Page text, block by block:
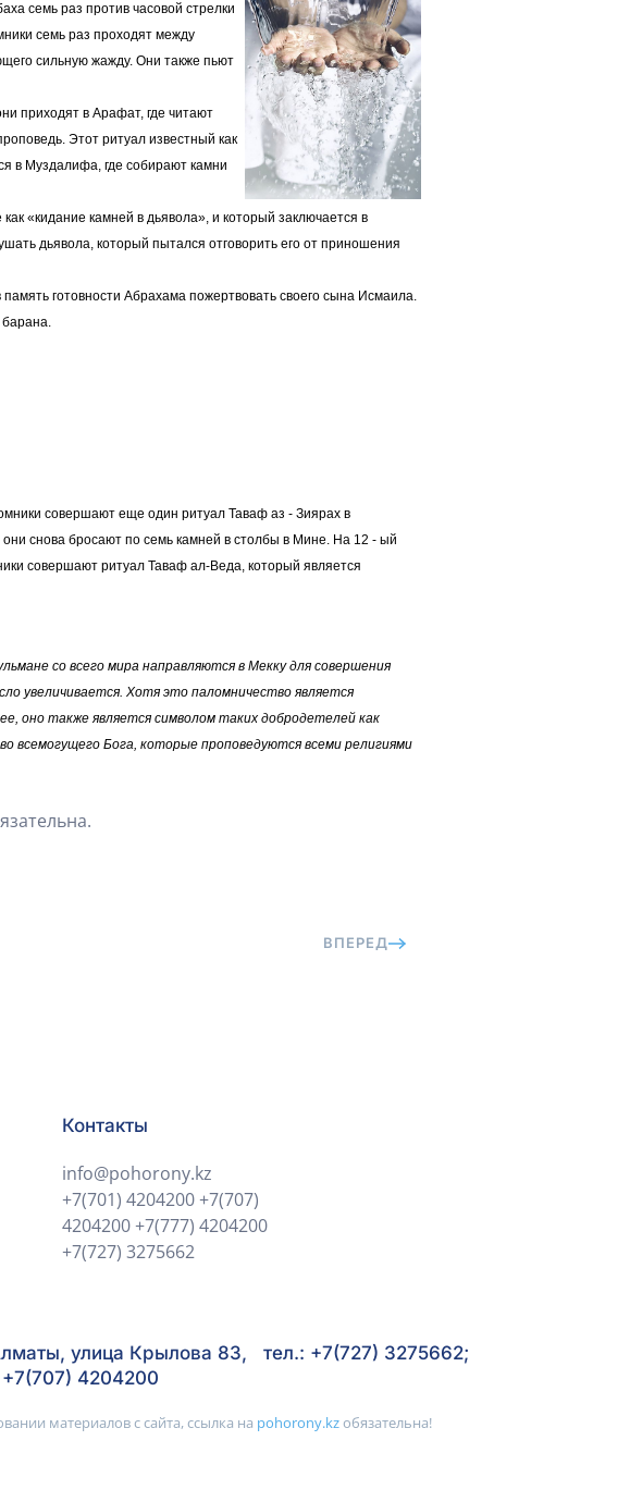
семь раз против часовой стрелки
семь раз проходят между
сильную жажду. Они также пьют
приходят в Арафат, где читают
Этот ритуал известный как
в Муздалифа, где собирают камни
«кидание камней в дьявола», и который заключается в
дьявола, который пытался отговорить его от приношения
готовности Абрахама пожертвовать своего сына Исмаила.
барана.
совершают еще один ритуал Таваф аз - Зиярах в
снова бросают по семь камней в столбы в Мине. На 12 - ый
совершают ритуал Таваф ал-Веда, который является
со всего мира направляются в Мекку для совершения
увеличивается. Хотя это паломничество является
оно также является символом таких добродетелей как
всемогущего Бога, которые проповедуются всеми религиями
ВПЕРЕД
Контакты
info@pohorony.kz
+7(701) 4204200+7(707)
4204200+7(777) 4204200
+7(727) 3275662
улица Крылова 83, тел.: +7(727) 3275662;
4204200
материалов с сайта, ссылка на pohorony.kzобязательна!